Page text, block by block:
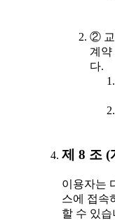
② 교
계약
다.
제 8 조 (
이용자는
스에 접속
할 수 있습